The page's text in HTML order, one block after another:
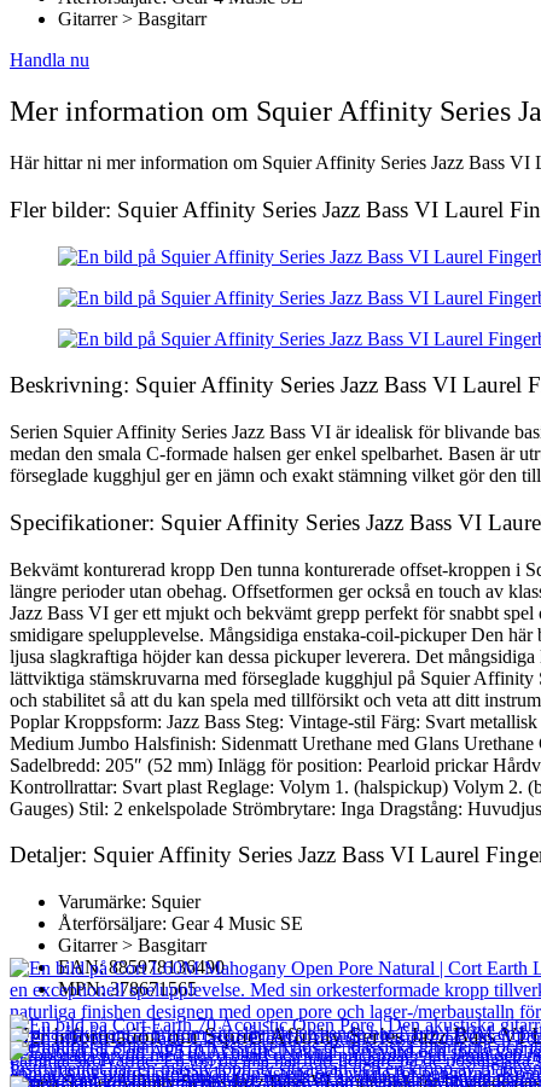
Gitarrer > Basgitarr
Handla nu
Mer information om Squier Affinity Series
Här hittar ni mer information om Squier Affinity Series Jazz Bass
Fler bilder: Squier Affinity Series Jazz Bass VI Laurel
Beskrivning: Squier Affinity Series Jazz Bass VI Laurel
Serien Squier Affinity Series Jazz Bass VI är idealisk för blivande
medan den smala C-formade halsen ger enkel spelbarhet. Basen är
förseglade kugghjul ger en jämn och exakt stämning vilket gör den
Specifikationer: Squier Affinity Series Jazz Bass VI
Bekvämt konturerad kropp Den tunna konturerade offset-kroppen i
längre perioder utan obehag. Offsetformen ger också en touch av
Jazz Bass VI ger ett mjukt och bekvämt grepp perfekt för snabbt
smidigare spelupplevelse. Mångsidiga enstaka-coil-pickuper Den
ljusa slagkraftiga höjder kan dessa pickuper leverera. Det
lättviktiga stämskruvarna med förseglade kugghjul på Squier Affinity
och stabilitet så att du kan spela med tillförsikt och veta att ditt
Poplar Kroppsform: Jazz Bass Steg: Vintage-stil Färg: Svart
Medium Jumbo Halsfinish: Sidenmatt Urethane med Glans
Sadelbredd: 205″ (52 mm) Inlägg för position: Pearloid prickar
Kontrollrattar: Svart plast Reglage: Volym 1. (halspickup) Volym 2.
Gauges) Stil: 2 enkelspolade Strömbrytare: Inga Dragstång:
Detaljer: Squier Affinity Series Jazz Bass VI Laurel
Varumärke: Squier
Återförsäljare: Gear 4 Music SE
Gitarrer > Basgitarr
EAN: 885978136490
MPN: 378671565
Mer information om Squier Affinity Series Jazz Bass
Serien Squier Affinity Series Jazz Bass VI är idealisk för blivande